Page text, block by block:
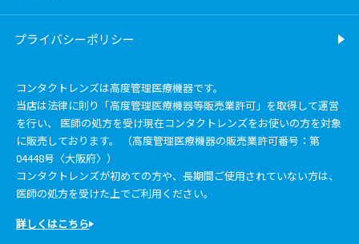
プライバシーポリシー
コンタクトレンズは高度管理医療機器です。
当店は法律に則り「高度管理医療機器等販売業許可」を取得して運営
を行い、 医師の処方を受け現在コンタクトレンズをお使いの方を対象
に販売しております。 （高度管理医療機器の販売業許可番号：第
04448号〈大阪府〉）
コンタクトレンズが初めての方や、長期間ご使用されていない方は、
医師の処方を受けた上でご利用ください。
詳しくはこちら